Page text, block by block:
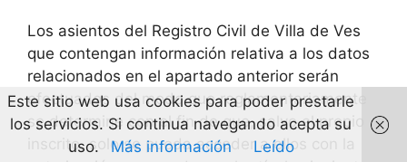
Los asientos del Registro Civil de Villa de Ves
que contengan información relativa a los datos
relacionados en el apartado anterior serán
efectuados del modo que reglamentariamente
se determine con el fin de que, salvo el propio
inscrito, solo se pueda acceder a ellos con la
Este sitio web usa cookies para poder prestarle
los servicios. Si continua navegando acepta su
uso.
Más información Leído